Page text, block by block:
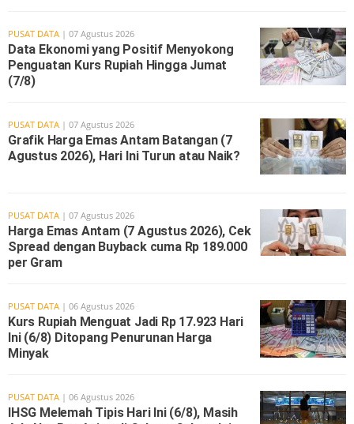
PUSAT DATA | 07 Agustus 2026
Data Ekonomi yang Positif Menyokong
Penguatan Kurs Rupiah Hingga Jumat
(7/8)
PUSAT DATA | 07 Agustus 2026
Grafik Harga Emas Antam Batangan (7
Agustus 2026), Hari Ini Turun atau Naik?
PUSAT DATA | 07 Agustus 2026
Harga Emas Antam (7 Agustus 2026), Cek
Spread dengan Buyback cuma Rp 189.000
per Gram
PUSAT DATA | 06 Agustus 2026
Kurs Rupiah Menguat Jadi Rp 17.923 Hari
Ini (6/8) Ditopang Penurunan Harga
Minyak
PUSAT DATA | 06 Agustus 2026
IHSG Melemah Tipis Hari Ini (6/8), Masih